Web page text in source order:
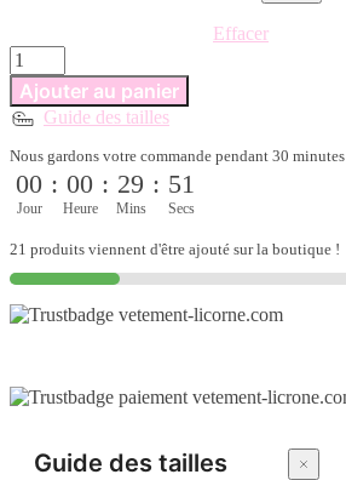
Effacer
quantité
de
Robe
licorne
pour
femme
Ajouter au panier
Guide des tailles
Nous gardons votre commande pendant 30 minutes
00
Jour
: 00
Heure
: 29
Mins
: 50
Secs
21 produits viennent d'être ajouté sur la boutique !
Guide des tailles